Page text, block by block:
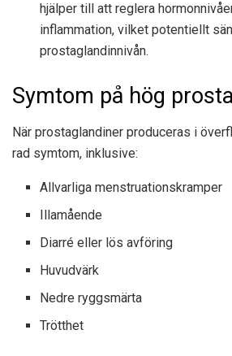
hjälper till att reglera
inflammation, vilket potentiellt
prostaglandinnivån.
Symtom på hög
När prostaglandiner produceras i
rad symtom, inklusive:
Allvarliga menstruationskramper
Illamående
Diarré eller lös avföring
Huvudvärk
Nedre ryggsmärta
Trötthet